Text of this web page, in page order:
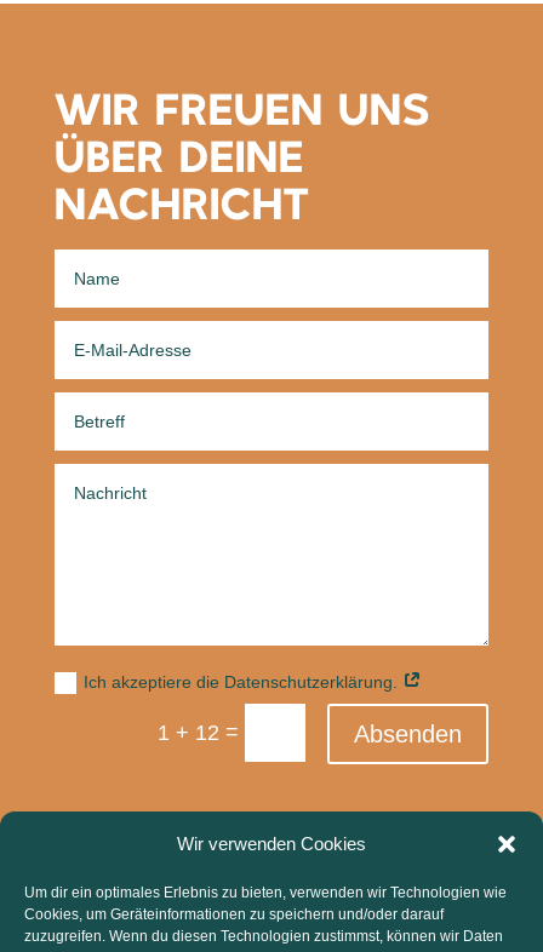
Wir verwenden Cookies
Um dir ein optimales Erlebnis zu bieten, verwenden wir Technologien wie
Cookies, um Geräteinformationen zu speichern und/oder darauf
zuzugreifen. Wenn du diesen Technologien zustimmst, können wir Daten
WIR FREUEN UNS
ÜBER DEINE
NACHRICHT
Ich akzeptiere die Datenschutzerklärung.
1 + 12 = Absenden
© 2026 | teamwerk e.V., Tannenweg 19, 87463
Dietmannsried